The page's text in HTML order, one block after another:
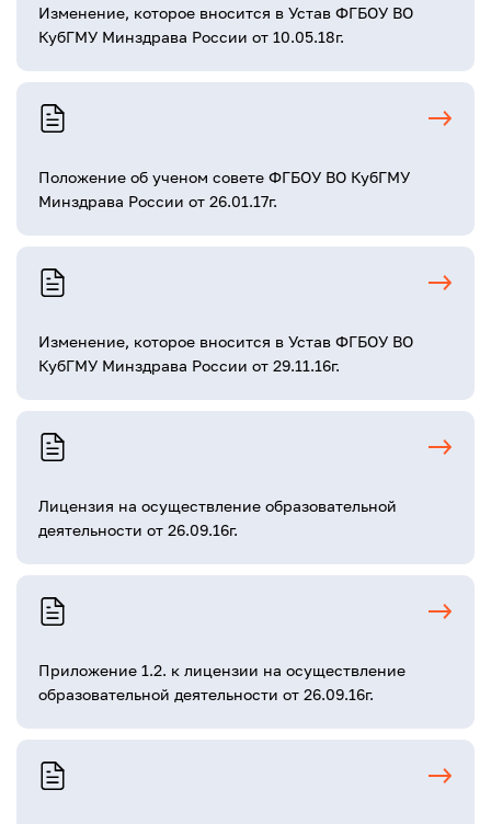
Изменение, которое вносится в Устав ФГБОУ ВО
КубГМУ Минздрава России от 10.05.18г.
Положение об ученом совете ФГБОУ ВО КубГМУ
Минздрава России от 26.01.17г.
Изменение, которое вносится в Устав ФГБОУ ВО
КубГМУ Минздрава России от 29.11.16г.
Лицензия на осуществление образовательной
деятельности от 26.09.16г.
Приложение 1.2. к лицензии на осуществление
образовательной деятельности от 26.09.16г.